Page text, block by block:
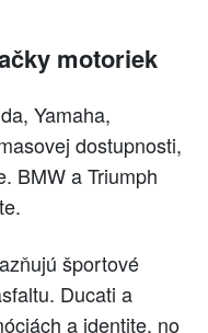
motoriek
Yamaha,
dostupnosti,
BMW a Triumph
športové
Ducati a
a identite, no